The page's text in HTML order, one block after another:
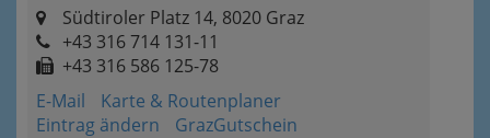
Südtiroler Platz 14, 8020 Graz
+43 316 714 131-11
+43 316 586 125-78
E-Mail
Karte & Routenplaner
Eintrag ändern
GrazGutschein